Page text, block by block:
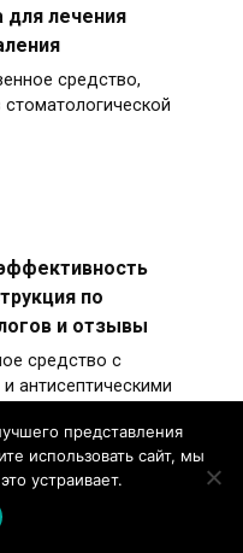
лечения
средство,
по
и отзывы
средство с
антисептическими
представления
использовать сайт, мы
устраивает.